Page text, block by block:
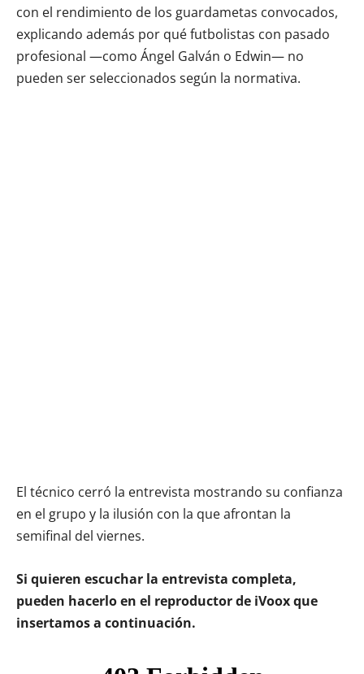
con el rendimiento de los guardametas convocados,
explicando además por qué futbolistas con pasado
profesional —como Ángel Galván o Edwin— no
pueden ser seleccionados según la normativa.
El técnico cerró la entrevista mostrando su confianza
en el grupo y la ilusión con la que afrontan la
semifinal del viernes.
Si quieren escuchar la entrevista completa,
pueden hacerlo en el reproductor de iVoox que
insertamos a continuación.